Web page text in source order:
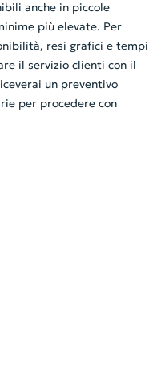
anche in piccole
più elevate. Per
resi grafici e tempi
il servizio clienti con il
un preventivo
per procedere con